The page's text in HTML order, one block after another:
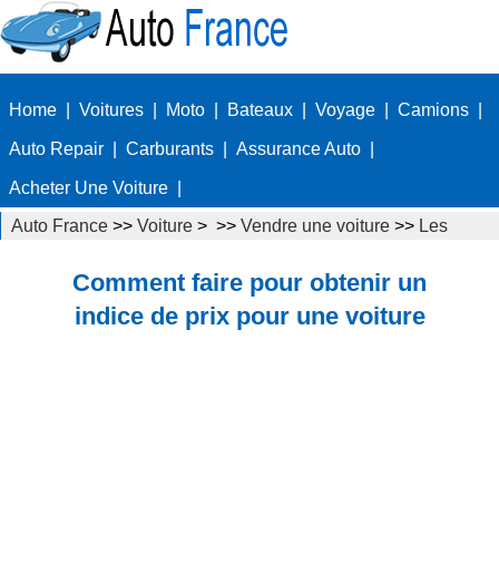
Home Voitures Moto Bateaux Voyage Camions
Auto Repair Carburants Assurance Auto
Acheter Une Voiture
Auto France >> Voiture > >> Vendre une voiture >> Les
Comment faire pour obtenir un
indice de prix pour une voiture